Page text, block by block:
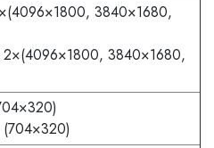
3840×1680,
2×(4096×1800, 3840×1680,